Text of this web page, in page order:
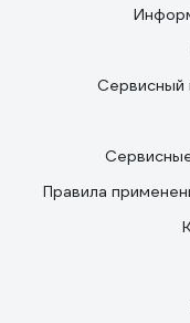
Сервисный
Правила